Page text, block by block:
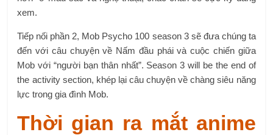
xem.
Tiếp nối phần 2, Mob Psycho 100 season 3 sẽ đưa chúng ta
đến với câu chuyện về Nấm đầu phái và cuộc chiến giữa
Mob với “người bạn thân nhất”. Season 3 will be the end of
the activity section, khép lại câu chuyện về chàng siêu năng
lực trong gia đình Mob.
Thời gian ra mắt anime